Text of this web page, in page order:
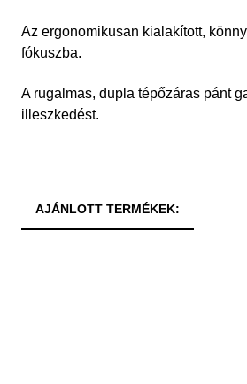
Az ergonomikusan kialakított,
fókuszba.
A rugalmas, dupla tépőzáras pánt
illeszkedést.
AJÁNLOTT TERMÉKEK: